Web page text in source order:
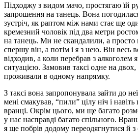
Підходжу з видом мачо, простягаю їй
запрошення на танець. Вона
зустріч, як раптом між нами стає ще
кремезний чоловік під два метри
на танець. Ми не скандалили, а просто
спершу він, а потім і я з нею. Він весь
відходив, а коли перебрав з алкоголем
ситуацією. Замовив таксі одне на
проживали в одному напрямку.
З таксі вона запропонувала зайти до
мені смакував, “пили” цілу ніч і
вранці. Окрім цього, ми ще багато
у нас насправді багато спільного.
я ще побрів додому переодягнутися й